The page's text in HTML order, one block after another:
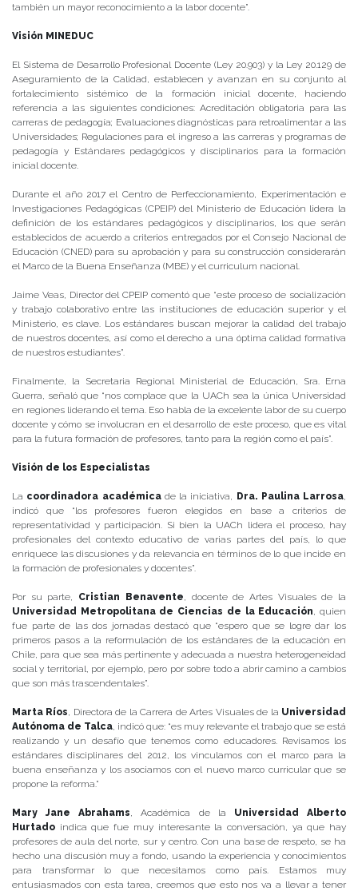
también un mayor reconocimiento a la labor docente”.
Visión MINEDUC
El Sistema de Desarrollo Profesional Docente (Ley 20.903) y la Ley 20.129 de
Aseguramiento de la Calidad, establecen y avanzan en su conjunto al
fortalecimiento sistémico de la formación inicial docente, haciendo
referencia a las siguientes condiciones: Acreditación obligatoria para las
carreras de pedagogía; Evaluaciones diagnósticas para retroalimentar a las
Universidades; Regulaciones para el ingreso a las carreras y programas de
pedagogía y Estándares pedagógicos y disciplinarios para la formación
inicial docente.
Durante el año 2017 el Centro de Perfeccionamiento, Experimentación e
Investigaciones Pedagógicas (CPEIP) del Ministerio de Educación lidera la
definición de los estándares pedagógicos y disciplinarios, los que serán
establecidos de acuerdo a criterios entregados por el Consejo Nacional de
Educación (CNED) para su aprobación y para su construcción considerarán
el Marco de la Buena Enseñanza (MBE) y el curriculum nacional.
Jaime Veas, Director del CPEIP comentó que “este proceso de socialización
y trabajo colaborativo entre las instituciones de educación superior y el
Ministerio, es clave. Los estándares buscan mejorar la calidad del trabajo
de nuestros docentes, así como el derecho a una óptima calidad formativa
de nuestros estudiantes”.
Finalmente, la Secretaria Regional Ministerial de Educación, Sra. Erna
Guerra, señaló que “nos complace que la UACh sea la única Universidad
en regiones liderando el tema. Eso habla de la excelente labor de su cuerpo
docente y cómo se involucran en el desarrollo de este proceso, que es vital
para la futura formación de profesores, tanto para la región como el país”.
Visión de los Especialistas
La coordinadora académicade la iniciativa, Dra. Paulina Larrosa
indicó que “los profesores fueron elegidos en base a criterios de
representatividad y participación. Si bien la UACh lidera el proceso, hay
profesionales del contexto educativo de varias partes del país, lo que
enriquece las discusiones y da relevancia en términos de lo que incide en
la formación de profesionales y docentes”.
Por su parte, Cristian Benavente , docente de Artes Visuales de la
Universidad Metropolitana de Ciencias de la Educación , quien
fue parte de las dos jornadas destacó que “espero que se logre dar los
primeros pasos a la reformulación de los estándares de la educación en
Chile, para que sea más pertinente y adecuada a nuestra heterogeneidad
social y territorial, por ejemplo, pero por sobre todo a abrir camino a cambios
que son más trascendentales”.
Marta Ríos , Directora de la Carrera de Artes Visuales de la Universidad
Autónoma de Talca , indicó que: “es muy relevante el trabajo que se está
realizando y un desafío que tenemos como educadores. Revisamos los
estándares disciplinares del 2012, los vinculamos con el marco para la
buena enseñanza y los asociamos con el nuevo marco curricular que se
propone la reforma.”
Mary Jane Abrahams , Académica de la Universidad Alberto
Hurtado indica que fue muy interesante la conversación, ya que hay
profesores de aula del norte, sur y centro. Con una base de respeto, se ha
hecho una discusión muy a fondo, usando la experiencia y conocimientos
para transformar lo que necesitamos como país. Estamos muy
entusiasmados con esta tarea, creemos que esto nos va a llevar a tener